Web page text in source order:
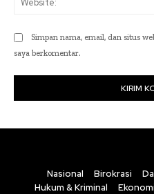
Simpan nama, email, dan situs
saya berkomentar.
Nasional Birokrasi
Hukum & Kriminal